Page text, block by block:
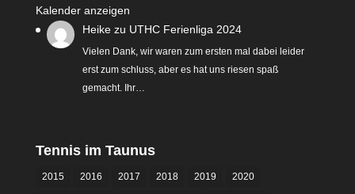
Kalender anzeigen
Heike zu UTHC Ferienliga 2024
Vielen Dank, wir waren zum ersten mal dabei leider
erst zum schluss, aber es hat uns riesen spaß
gemacht. Ihr…
Tennis im Taunus
2015 2016 2017 2018 2019 2020